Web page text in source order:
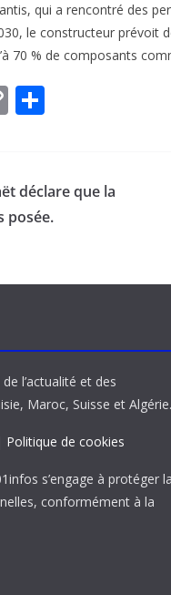
qui a rencontré des
le constructeur prévoit
70 % de composants
C
y
Li
k
g
er
déclare que la
posée.
l’actualité et des
Maroc, Suisse et Algérie.
Politique de cookies
s’engage à protéger la
conformément à la